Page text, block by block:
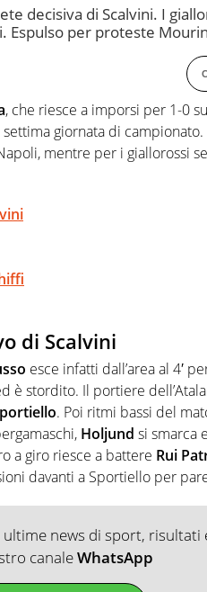
decisiva di Scalvini. I
Espulso per proteste
, che riesce a imporsi per 1-0
giornata di
mentre per i giallorossi
di Scalvini
esce infatti dall’area al 4′
è stordito. Il portiere
. Poi ritmi bassi del
Holjund si smarca
a giro riesce a battere Rui
davanti a Sportiello per
news di sport, risultati
canaleWhatsApp